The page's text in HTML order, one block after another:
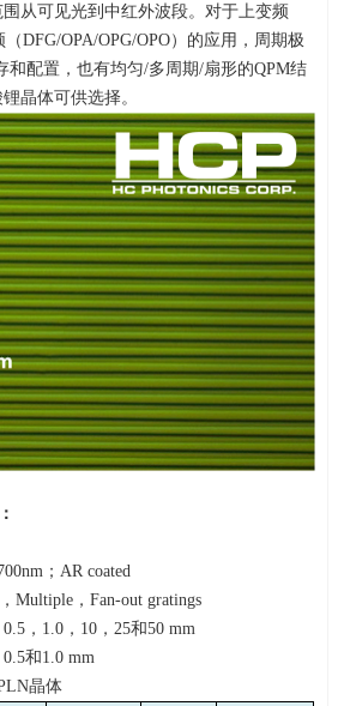
从可见光到中红外波段。对于上变频
（DFG/OPA/OPG/OPO）的应用，周期极
和配置，也有均匀/多周期/扇形的QPM结
晶体可供选择。
；AR coated
Multiple，Fan-out gratings
，1.0，10，25和50 mm
和1.0 mm
晶体